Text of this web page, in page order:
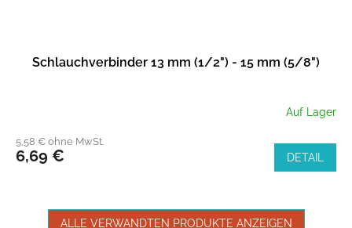
Schlauchverbinder 13 mm (1/2") - 15 mm (5/8")
Auf Lager
5,58 € ohne MwSt.
6,69 € DETAIL
ALLE VERWANDTEN PRODUKTE ANZEIGEN